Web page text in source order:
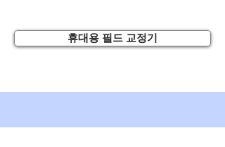
휴대용 필드 교정기